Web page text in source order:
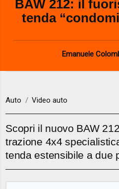
BAW 212: il
tenda
Emanuele
Auto Video auto
Scopri il nuovo BAW
trazione 4x4
tenda estensibile a due